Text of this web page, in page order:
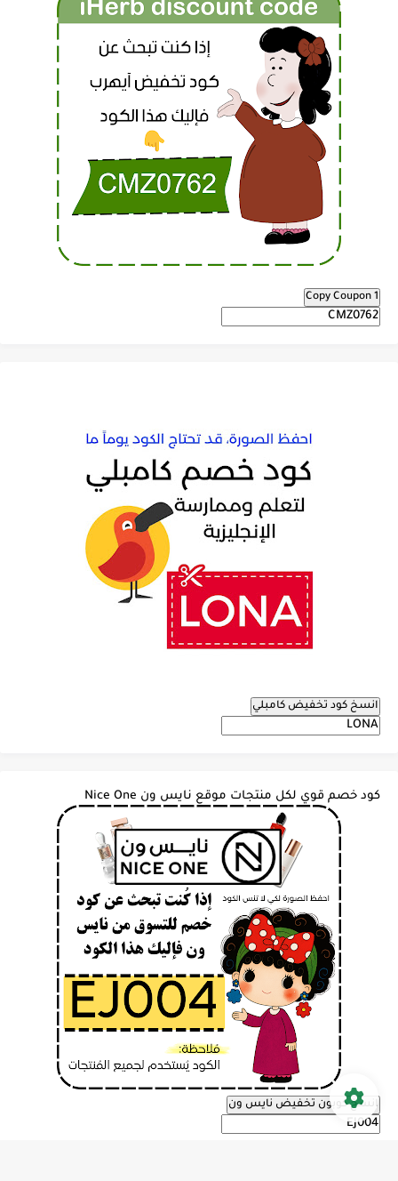
Copy Coupon 1
انسخ كود تخفيض كامبلي
كود خصم قوي لكل منتجات موقع نايس ون Nice One
انسخ كوبون تخفيض نايس ون